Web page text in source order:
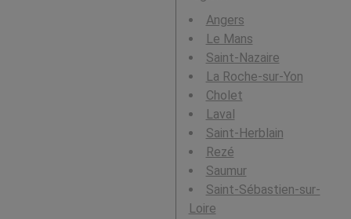
Angers
Le Mans
Saint-Nazaire
La Roche-sur-Yon
Cholet
Laval
Saint-Herblain
Rezé
Saumur
Saint-Sébastien-sur-
Loire